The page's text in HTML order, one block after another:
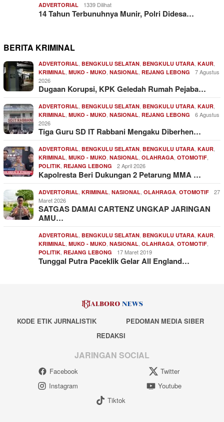
ADVERTORIAL 1339 Dilihat
14 Tahun Terbunuhnya Munir, Polri Didesa…
BERITA KRIMINAL
ADVERTORIAL, BENGKULU SELATAN, BENGKULU UTARA, KAUR,
KRIMINAL, MUKO - MUKO, NASIONAL, REJANG LEBONG
7 Agustus
2026
Dugaan Korupsi, KPK Geledah Rumah Pejaba…
ADVERTORIAL, BENGKULU SELATAN, BENGKULU UTARA, KAUR,
KRIMINAL, MUKO - MUKO, NASIONAL, REJANG LEBONG
6 Agustus
2026
Tiga Guru SD IT Rabbani Mengaku Diberhen…
ADVERTORIAL, BENGKULU SELATAN, BENGKULU UTARA, KAUR,
KRIMINAL, MUKO - MUKO, NASIONAL, OLAHRAGA, OTOMOTIF,
POLITIK, REJANG LEBONG 2 April 2026
Kapolresta Beri Dukungan 2 Petarung MMA …
ADVERTORIAL, KRIMINAL, NASIONAL, OLAHRAGA, OTOMOTIF
27
Maret 2026
SATGAS DAMAI CARTENZ UNGKAP JARINGAN
AMU…
ADVERTORIAL, BENGKULU SELATAN, BENGKULU UTARA, KAUR,
KRIMINAL, MUKO - MUKO, NASIONAL, OLAHRAGA, OTOMOTIF,
POLITIK, REJANG LEBONG 17 Maret 2019
Tunggal Putra Paceklik Gelar All England…
KODE ETIK JURNALISTIK
PEDOMAN MEDIA SIBER
REDAKSI
JARINGAN SOCIAL
Facebook
Twitter
Instagram
Youtube
Tiktok